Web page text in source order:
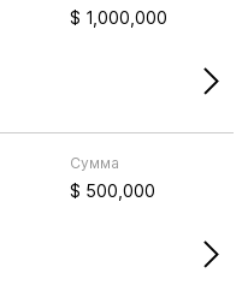
$ 1,000,000
Сумма
$ 500,000